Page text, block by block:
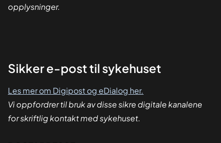
opplysninger.
Sikker
Sikker e-post til sykehuset
Les mer om Digipost og eDialog her.
Vi oppfordrer til bruk av disse sikre digitale kanalene
for skriftlig kontakt med sykehuset.